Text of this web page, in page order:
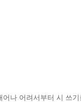
나 어려서부터 시 쓰